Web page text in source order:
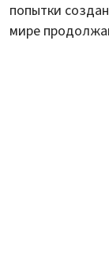
попытки
мире